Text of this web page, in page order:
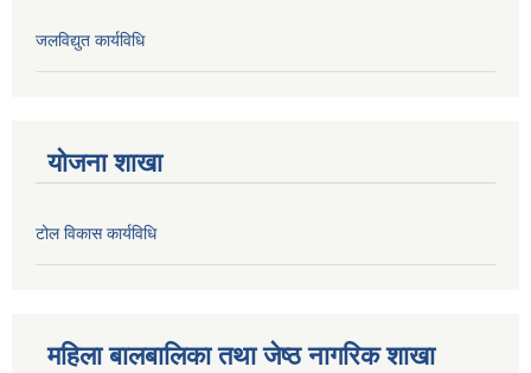
जलविद्युत कार्यविधि
योजना शाखा
टोल विकास कार्यविधि
महिला बालबालिका तथा जेष्ठ नागरिक शाखा